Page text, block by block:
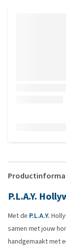
P.L.A.Y.
Met de P.L.A.Y.
samen met jouw
handgemaakt met